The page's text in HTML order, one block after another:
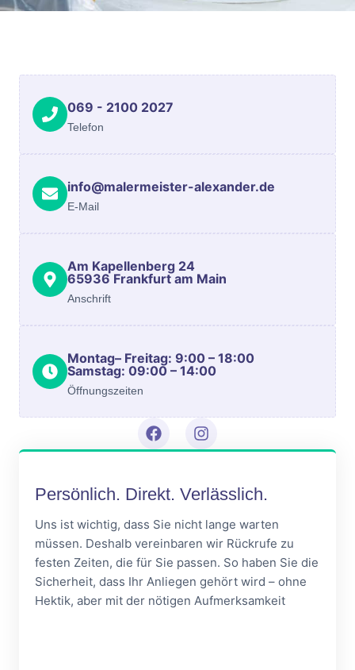
069 - 2100 2027
Telefon
info@malermeister-alexander.de
E-Mail
Am Kapellenberg 24
65936 Frankfurt am Main
Anschrift
Montag– Freitag: 9:00 – 18:00
Samstag: 09:00 – 14:00
Öffnungszeiten
Persönlich. Direkt. Verlässlich.
Uns ist wichtig, dass Sie nicht lange warten
müssen. Deshalb vereinbaren wir Rückrufe zu
festen Zeiten, die für Sie passen. So haben Sie die
Sicherheit, dass Ihr Anliegen gehört wird – ohne
Hektik, aber mit der nötigen Aufmerksamkeit